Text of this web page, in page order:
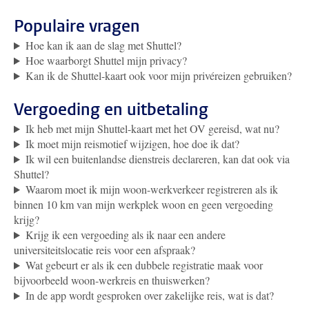
Populaire vragen
Hoe kan ik aan de slag met Shuttel?
Hoe waarborgt Shuttel mijn privacy?
Kan ik de Shuttel-kaart ook voor mijn privéreizen gebruiken?
Vergoeding en uitbetaling
Ik heb met mijn Shuttel-kaart met het OV gereisd, wat nu?
Ik moet mijn reismotief wijzigen, hoe doe ik dat?
Ik wil een buitenlandse dienstreis declareren, kan dat ook via
Shuttel?
Waarom moet ik mijn woon-werkverkeer registreren als ik
binnen 10 km van mijn werkplek woon en geen vergoeding
krijg?
Krijg ik een vergoeding als ik naar een andere
universiteitslocatie reis voor een afspraak?
Wat gebeurt er als ik een dubbele registratie maak voor
bijvoorbeeld woon-werkreis en thuiswerken?
In de app wordt gesproken over zakelijke reis, wat is dat?